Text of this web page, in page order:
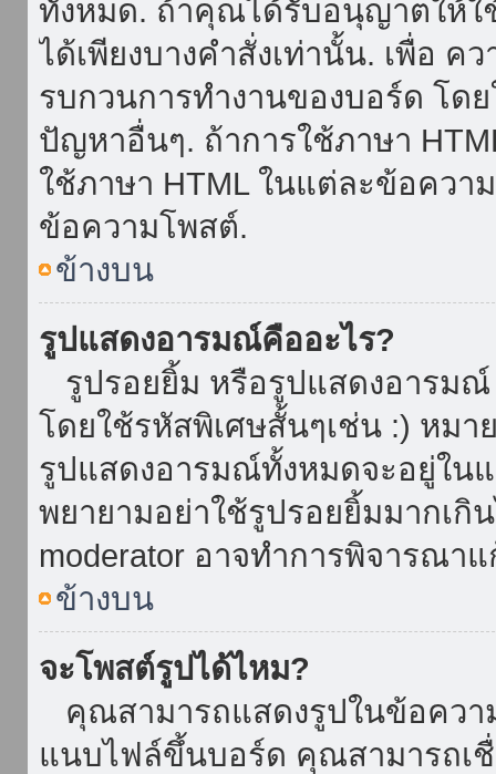
ทั้งหมด. ถ้าคุณได้รับอนุญาตให้ใ
ได้เพียงบางคำสั่งเท่านั้น. เพื่อ
รบกวนการทำงานของบอร์ด โด
ปัญหาอื่นๆ. ถ้าการใช้ภาษา
ใช้ภาษา HTML ในแต่ละข้อคว
ข้อความโพสต์.
ข้างบน
รูปแสดงอารมณ์คืออะไร?
รูปรอยยิ้ม หรือรูปแสดงอารมณ์
โดยใช้รหัสพิเศษสั้นๆเช่น :) หมา
รูปแสดงอารมณ์ทั้งหมดจะอยู่ใ
พยายามอย่าใช้รูปรอยยิ้มมากเกิ
moderator อาจทำการพิจารณา
ข้างบน
จะโพสต์รูปได้ไหม?
คุณสามารถแสดงรูปในข้อคว
แนบไฟล์ขึ้นบอร์ด คุณสามารถเชื่